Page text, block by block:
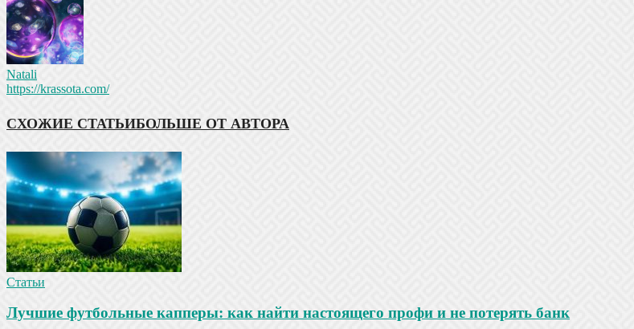
Natali
https://krassota.com/
СХОЖИЕ СТАТЬИБОЛЬШЕ ОТ АВТОРА
Статьи
Лучшие футбольные капперы: как найти настоящего профи и не потерять банк